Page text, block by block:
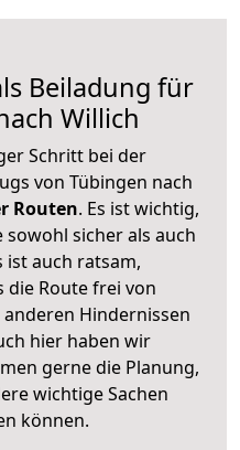
Beiladung für
Willich
Schritt bei der
von Tübingen nach
Routen. Es ist wichtig,
sowohl sicher als auch
ist auch ratsam,
die Route frei von
Hindernissen
hier haben wir
gerne die Planung,
wichtige Sachen
können.